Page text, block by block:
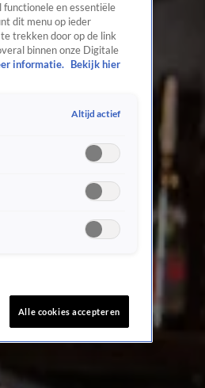
en essentiële
dit menu op ieder
trekken door op de link
binnen onze Digitale
informatie.
Bekijk hier
Altijd actief
Alle cookies accepteren